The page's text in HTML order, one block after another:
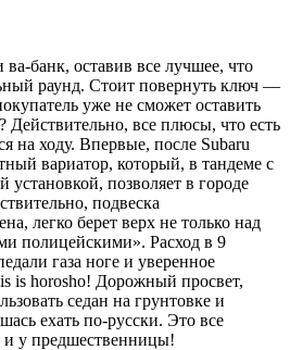
банк, оставив все лучшее, что
раунд. Стоит повернуть ключ —
уже не сможет оставить
Действительно, все плюсы, что есть
на ходу. Впервые, после Subaru
вариатор, который, в тандеме с
позволяет в городе
подвеска
легко берет верх не только над
полицейскими». Расход в 9
газа ноге и уверенное
is horosho! Дорожный просвет,
седан на грунтовке и
ехать по-русски. Это все
и у предшественницы!